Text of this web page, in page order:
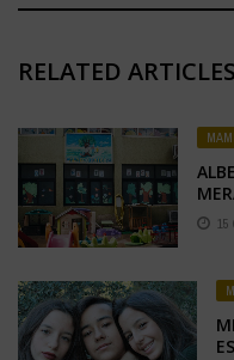
RELATED ARTICLES
15